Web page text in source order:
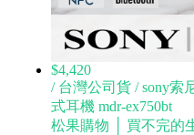
$4,420
/ 台灣公司貨 / sony索
式耳機 mdr-ex750bt
松果購物 │ 買不完的